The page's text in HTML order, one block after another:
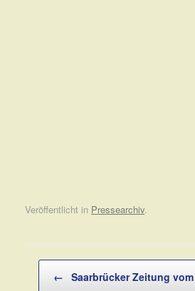
Veröffentlicht in Pressearchiv.
Beitragsnavigation
← Saarbrücker Zeitung